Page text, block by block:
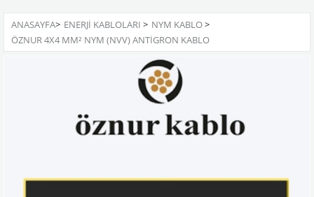
ANASAYFA> ENERJİ KABLOLARI > NYM KABLO>
ÖZNUR 4X4 MM² NYM (NVV) ANTIGRON KABLO